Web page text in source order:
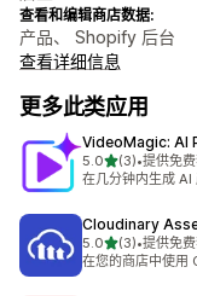
查看和编辑商店数据:
产品、 Shopify 后台
查看详细信息
更多此类应用
VideoMagic: AI
5.0星（满分 5 星）
(3)
总共 3 条评论
•提供免
在几分钟内生成 AI
Cloudinary
5.0星（满分 5 星）
(3)
总共 3 条评论
•提供免
在您的商店中使用